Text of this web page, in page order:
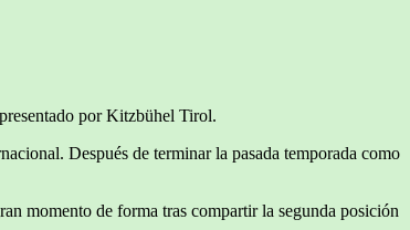
por Kitzbühel Tirol.
Después de terminar la pasada temporada como
momento de forma tras compartir la segunda posición